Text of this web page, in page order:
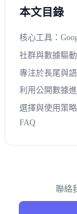
本文目錄
核心工具：
社群與數據驅
專注於長尾與
利用公開數據
選擇與使用策略
FAQ
聯絡